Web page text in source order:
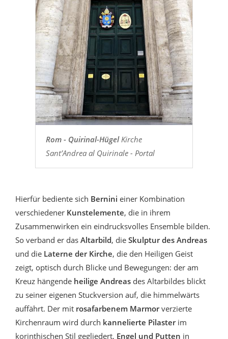
Rom - Quirinal-HügelKirche
Sant’Andrea al Quirinale - Portal
Hierfür bediente sich Bernini einer Kombination
verschiedener Kunstelemente, die in ihrem
Zusammenwirken ein eindrucksvolles Ensemble bilden.
So verband er das Altarbild, die Skulptur des Andreas
und die Laterne der Kirche, die den Heiligen Geist
zeigt, optisch durch Blicke und Bewegungen: der am
Kreuz hängende heilige Andreas des Altarbildes blickt
zu seiner eigenen Stuckversion auf, die himmelwärts
auffährt. Der mit rosafarbenem Marmorverzierte
Kirchenraum wird durch kannelierte Pilasterim
korinthischen Stil gegliedert, Engel und Putten in